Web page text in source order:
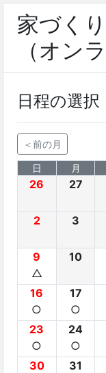
家づく
（オン
日程の選択
＜前の月
日 月
26 27
2 3
9
△
10
16
○
17
○
23
○
24
○
30
31